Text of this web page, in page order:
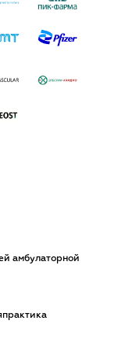
амбулаторной